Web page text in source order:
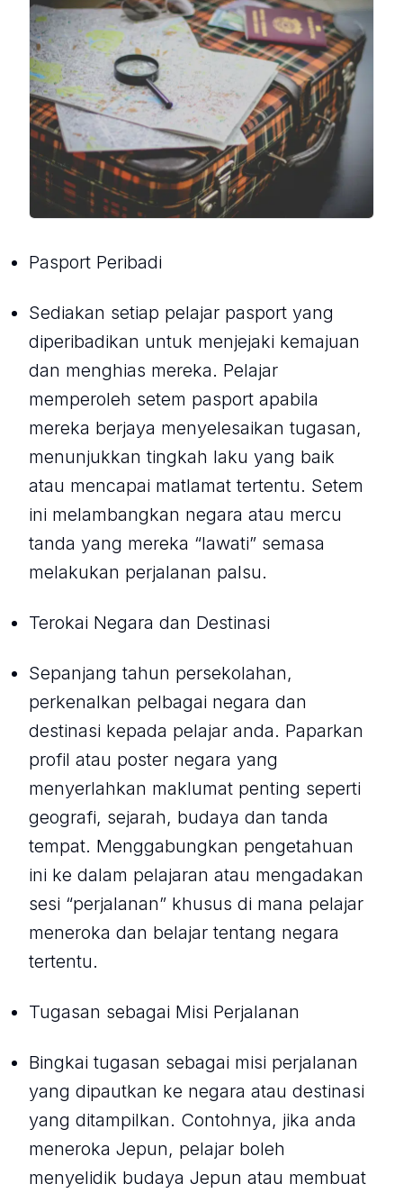
Pasport Peribadi
Sediakan setiap pelajar pasport yang
diperibadikan untuk menjejaki kemajuan
dan menghias mereka. Pelajar
memperoleh setem pasport apabila
mereka berjaya menyelesaikan tugasan,
menunjukkan tingkah laku yang baik
atau mencapai matlamat tertentu. Setem
ini melambangkan negara atau mercu
tanda yang mereka “lawati” semasa
melakukan perjalanan palsu.
Terokai Negara dan Destinasi
Sepanjang tahun persekolahan,
perkenalkan pelbagai negara dan
destinasi kepada pelajar anda. Paparkan
profil atau poster negara yang
menyerlahkan maklumat penting seperti
geografi, sejarah, budaya dan tanda
tempat. Menggabungkan pengetahuan
ini ke dalam pelajaran atau mengadakan
sesi “perjalanan” khusus di mana pelajar
meneroka dan belajar tentang negara
tertentu.
Tugasan sebagai Misi Perjalanan
Bingkai tugasan sebagai misi perjalanan
yang dipautkan ke negara atau destinasi
yang ditampilkan. Contohnya, jika anda
meneroka Jepun, pelajar boleh
menyelidik budaya Jepun atau membuat